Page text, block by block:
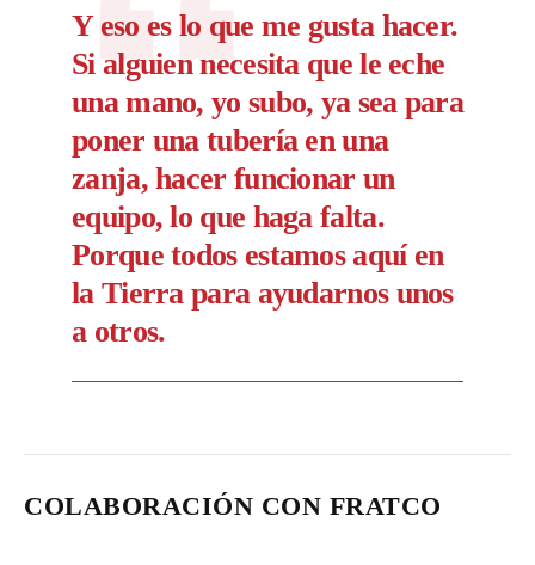
Y eso es lo que me gusta hacer.
Si alguien necesita que le eche
una mano, yo subo, ya sea para
poner una tubería en una
zanja, hacer funcionar un
equipo, lo que haga falta.
Porque todos estamos aquí en
la Tierra para ayudarnos unos
a otros.
COLABORACIÓN CON FRATCO